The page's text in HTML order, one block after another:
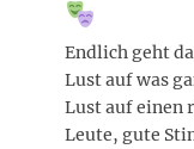
Endlich geht
Lust auf was
Lust auf einen
Leute, gute